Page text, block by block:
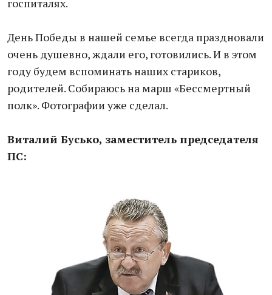
госпиталях.
День Победы в нашей семье всегда праздновали
очень душевно, ждали его, готовились. И в этом
году будем вспоминать наших стариков,
родителей. Собираюсь на марш «Бессмертный
полк». Фотографии уже сделал.
Виталий Бусько, заместитель председателя
ПС: